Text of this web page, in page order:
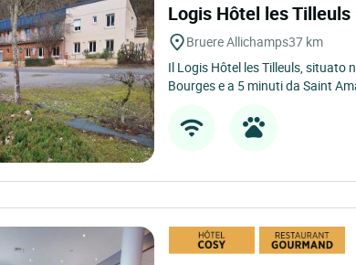
Logis Hôtel les Tilleuls
Bruere Allichamps37 km
Il Logis Hôtel les Tilleuls, situato
Bourges e a 5 minuti da Saint